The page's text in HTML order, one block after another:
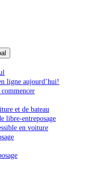
ligne aujourd’hui!
et de bateau
libre-entreposage
en voiture